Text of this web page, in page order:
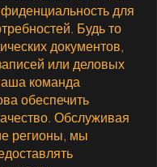
для
Будь то
документов,
или деловых
команда
обеспечить
Обслуживая
регионы, мы